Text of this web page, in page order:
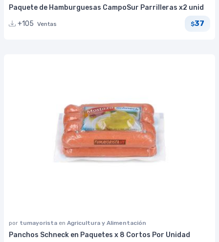
Paquete de Hamburguesas CampoSur Parrilleras x2 unid
+105 Ventas $37
por tumayorista en Agricultura y Alimentación
Panchos Schneck en Paquetes x 8 Cortos Por Unidad